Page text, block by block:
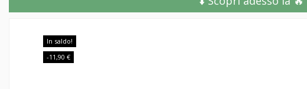
In saldo!
-11,90 €